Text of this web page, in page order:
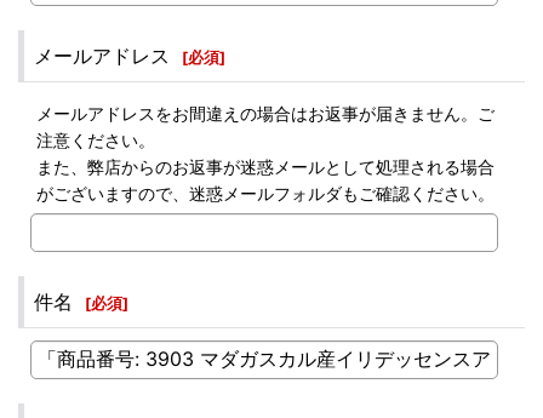
メールアドレス [必須]
メールアドレスをお間違えの場合はお返事が届きません。ご
注意ください。
また、弊店からのお返事が迷惑メールとして処理される場合
がございますので、迷惑メールフォルダもご確認ください。
件名 [必須]